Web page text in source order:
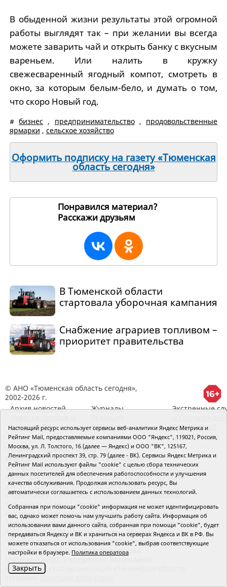
В обыденной жизни результаты этой огромной
работы выглядят так – при желании вы всегда
можете заварить чай и открыть банку с вкусным
вареньем. Или налить в кружку
свежесваренный ягодный компот, смотреть в
окно, за которым белым-бело, и думать о том,
что скоро Новый год.
# бизнес , предпринимательство, продовольственные
ярмарки , сельское хозяйство
Оформить подписку на газету «Тюменская
область сегодня»
Понравился материал?
Расскажи друзьям
В Тюменской области
стартовала уборочная кампания
Снабжение аграриев топливом –
приоритет правительства
© АНО «Тюменская область сегодня»,
2002-2026 г.
Архив новостей
районов ТО
Журналы
RSS поток
Экстренные
Сведения об
организации
Главный редактор Рябков А.В.
Редакция: 625002, Тюмень, Осипенко, 81,
телефон (3452)49-00-18, e-mail: tumentoday@obl72.ru
Адрес для писем: 625000, Россия, Тюмень, Почтамт,
а/я 371. Для пресс-релизов: tumentoday@obl72.ru.
Отдел писем: тел. (3452) 39-90-59. Отдел рекламы:
тел. (3452) 39-90-51. Регистрация СМИ: Сетевое
издание «Интернет-газета «Тюменская область
сегодня», свидетельство о регистрации СМИ Эл №
ФС77-64918 от 24.02.2016 выдано Федеральной
службой по надзору в сфере связи, информационных
технологий и массовых коммуникаций
(Роскомнадзор). Учредитель: Автономная
некоммерческая организация «Тюменская область
Настоящий ресурс использует сервисы веб-аналитики Яндекс Метрика и
Рейтинг Mail, предоставляемые компаниями ООО "Яндекс", 119021, Россия,
Москва, ул. Л. Толстого, 16 (далее — Яндекс) и ООО "ВК", 125167,
Ленинградский проспект 39, стр. 79 (далее - ВК). Сервисы Яндекс Метрика и
Рейтинг Mail используют файлы "cookie" с целью сбора технических
данных посетителей для обеспечения работоспособности и улучшения
качества обслуживания. Продолжая использовать ресурс, Вы
автоматически соглашаетесь с использованием данных технологий.
Собранная при помощи "cookie" информация не может идентифицировать
вас, однако может помочь нам улучшить работу сайта. Информация об
использовании вами данного сайта, собранная при помощи "cookie", будет
передаваться Яндексу и ВК и храниться на серверах Яндекса и ВК в РФ. Вы
можете отказаться от использования "cookie", выбрав соответствующие
настройки в браузере. Политика оператора
Закрыть